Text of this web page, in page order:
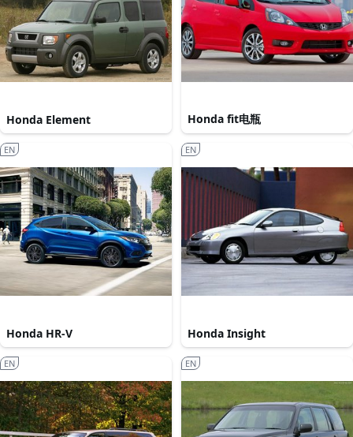
Honda Element Honda fit电瓶
Honda HR-V
EN
Honda Insight
EN
EN EN